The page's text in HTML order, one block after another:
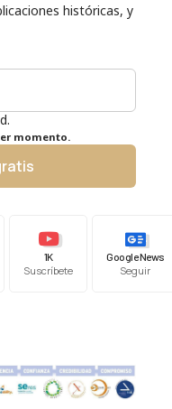
históricas, y
momento.
1K
Suscríbete
Google News
Seguir